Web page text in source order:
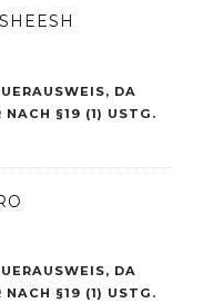
DA
NACH §19 (1) USTG.
DA
NACH §19 (1) USTG.